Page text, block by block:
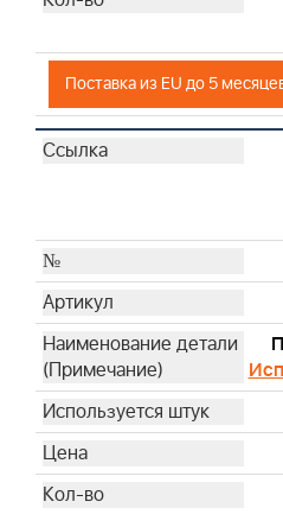
Поставка из EU до 5